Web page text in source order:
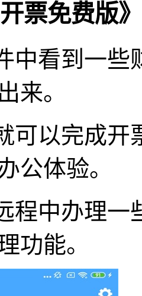
开票免费版
中看到一
来。
可以完成
公体验。
程中办理
功能。